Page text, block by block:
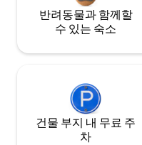
반려동물과 함께할
수 있는 숙소
건물 부지 내 무료 주
차